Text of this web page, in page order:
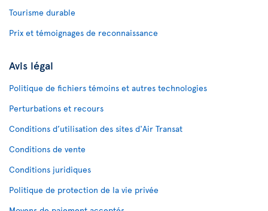
Tourisme durable
Prix et témoignages de reconnaissance
Avis légal
Politique de fichiers témoins et autres technologies
Perturbations et recours
Conditions d’utilisation des sites d'Air Transat
Conditions de vente
Conditions juridiques
Politique de protection de la vie privée